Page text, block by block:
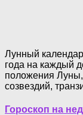
Лунный
года на каждый
положения Луны,
созвездий,
Гороскоп на